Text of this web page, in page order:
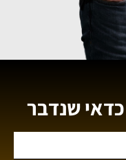
שנדבר